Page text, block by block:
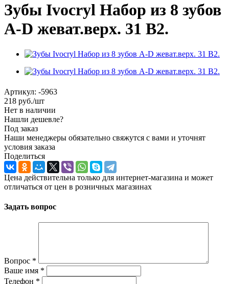
Зубы Ivocryl Набор из 8 зубов
A-D жеват.верх. 31 B2.
Артикул: -5963
218 руб./шт
Нет в наличии
Нашли дешевле?
Под заказ
Наши менеджеры обязательно свяжутся с вами и уточнят
условия заказа
Поделиться
Цена действительна только для интернет-магазина и может
отличаться от цен в розничных магазинах
Задать вопрос
Вопрос *
Ваше имя *
Телефон *